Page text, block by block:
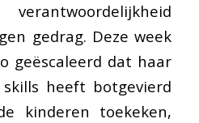
gedrag. Deze week
geëscaleerd dat haar
heeft botgevierd
kinderen toekeken,